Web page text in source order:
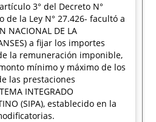
3° del Decreto N°
de la Ley N° 27.426- facultó a
NACIONAL DE LA
a fijar los importes
la remuneración imponible,
mínimo y máximo de los
las prestaciones
INTEGRADO
(SIPA), establecido en la